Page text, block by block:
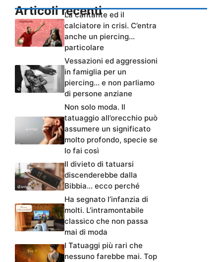
Articoli recenti
La cantante ed il
calciatore in crisi. C’entra
anche un piercing…
particolare
Vessazioni ed aggressioni
in famiglia per un
piercing… e non parliamo
di persone anziane
Non solo moda. Il
tatuaggio all’orecchio può
assumere un significato
molto profondo, specie se
lo fai così
Il divieto di tatuarsi
discenderebbe dalla
Bibbia… ecco perché
Ha segnato l’infanzia di
molti. L’intramontabile
classico che non passa
mai di moda
I Tatuaggi più rari che
nessuno farebbe mai. Top